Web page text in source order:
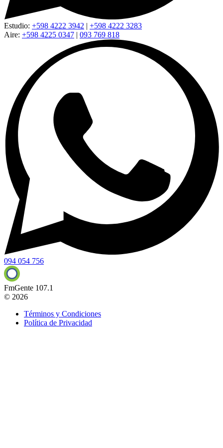
Estudio: +598 4222 3942 | +598 4222 3283
Aire: +598 4225 0347 | 093 769 818
094 054 756
FmGente 107.1
© 2026
Términos y Condiciones
Política de Privacidad